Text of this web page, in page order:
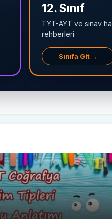
12. Sınıf
TYT-AYT ve sınav
rehberleri.
Sınıfa Git →